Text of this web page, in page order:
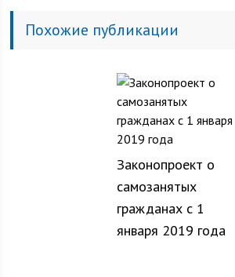
Похожие публикации
Законопроект о
самозанятых
гражданах с 1
января 2019 года